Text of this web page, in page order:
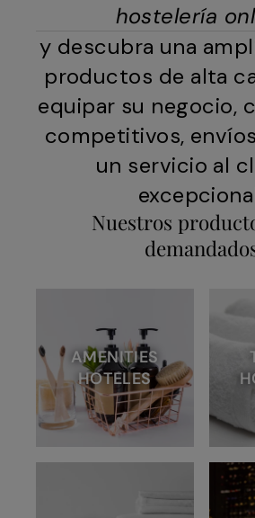
hostelería
y descubra una
productos de alta
equipar su negocio,
competitivos,
un servicio al
Nuestros
AMENITIES
HOTELES